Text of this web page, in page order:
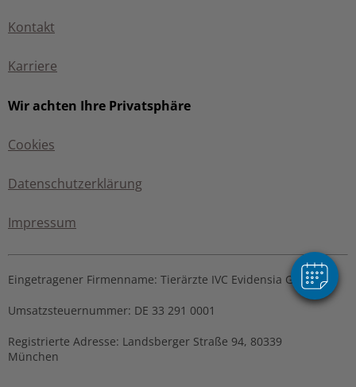
Hier können Sie Ihren Termin buchen!
Kontakt
Karriere
Wir achten Ihre Privatsphäre
Cookies
Datenschutzerklärung
Impressum
Eingetragener Firmenname: Tierärzte IVC Evidensia GmbH
Umsatzsteuernummer: DE 33 291 0001
Registrierte Adresse: Landsberger Straße 94, ​80339
München